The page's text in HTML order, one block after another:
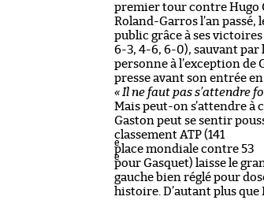
premier tour contre Hugo
Roland-Garros l’an
public grâce à ses
6-3, 4-6, 6-0), sauvant par
personne à l’exception de
presse avant son entrée
« Il ne faut pas s’attendre
Mais peut-on s’attendre à
Gaston peut se sentir
classement ATP (141
e
place mondiale contre 53
e
pour Gasquet) laisse le
gauche bien réglé pour
histoire. D’autant plus que